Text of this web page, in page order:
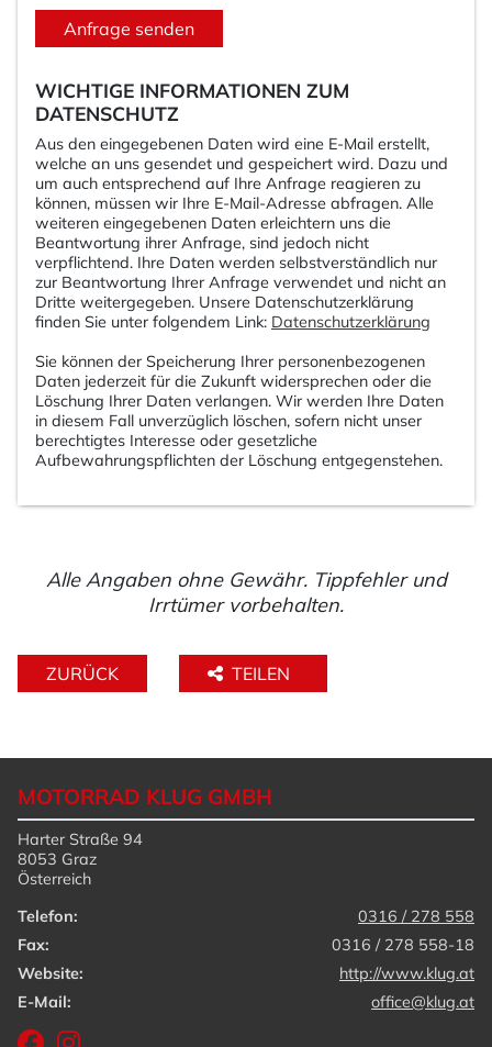
Anfrage senden
WICHTIGE INFORMATIONEN ZUM
DATENSCHUTZ
Aus den eingegebenen Daten wird eine E-Mail erstellt,
welche an uns gesendet und gespeichert wird. Dazu und
um auch entsprechend auf Ihre Anfrage reagieren zu
können, müssen wir Ihre E-Mail-Adresse abfragen. Alle
weiteren eingegebenen Daten erleichtern uns die
Beantwortung ihrer Anfrage, sind jedoch nicht
verpflichtend. Ihre Daten werden selbstverständlich nur
zur Beantwortung Ihrer Anfrage verwendet und nicht an
Dritte weitergegeben. Unsere Datenschutzerklärung
finden Sie unter folgendem Link: Datenschutzerklärung
Sie können der Speicherung Ihrer personenbezogenen
Daten jederzeit für die Zukunft widersprechen oder die
Löschung Ihrer Daten verlangen. Wir werden Ihre Daten
in diesem Fall unverzüglich löschen, sofern nicht unser
berechtigtes Interesse oder gesetzliche
Aufbewahrungspflichten der Löschung entgegenstehen.
Alle Angaben ohne Gewähr. Tippfehler und
Irrtümer vorbehalten.
ZURÜCK TEILEN
MOTORRAD KLUG GMBH
Harter Straße 94
8053 Graz
Österreich
Telefon:
0316 / 278 558
Fax:
0316 / 278 558-18
Website:
http://www.klug.at
E-Mail:
office@klug.at